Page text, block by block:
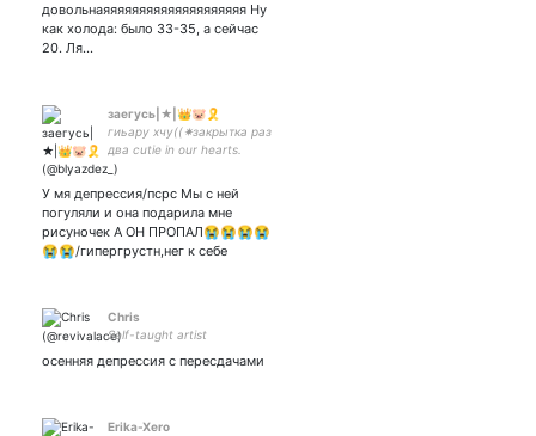
довольнаяяяяяяяяяяяяяяяяяяяя Ну
как холода: было 33-35, а сейчас
20. Ля…
заегусь|★|👑🐷🎗️
гиьару хчу((✷закрытка раз
два cutie in our hearts.
У мя депрессия/псрс Мы с ней
погуляли и она подарила мне
рисуночек А ОН ПРОПАЛ😭😭😭😭
😭😭/гипергрустн,нег к себе
Chris
Self-taught artist
осенняя депрессия с пересдачами
Erika-Xero